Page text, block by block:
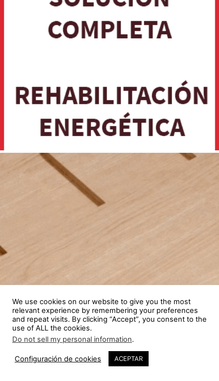
We use cookies on our website to give you the most
relevant experience by remembering your preferences
and repeat visits. By clicking “Accept”, you consent to the
use of ALL the cookies.
Do not sell my personal information.
Configuración de cookies ACEPTAR